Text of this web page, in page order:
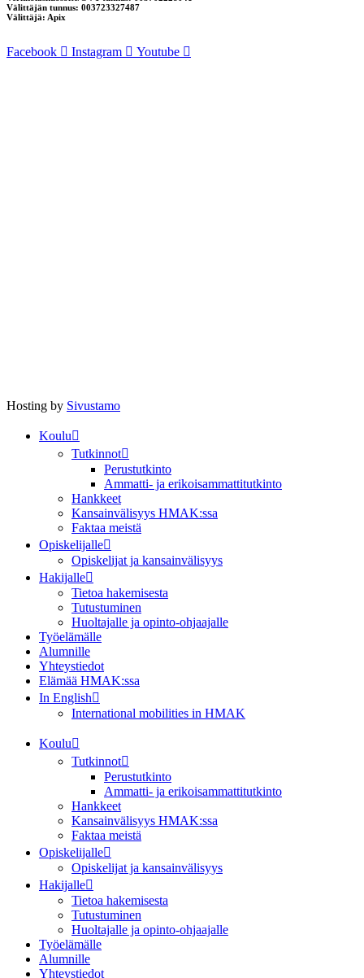
Välittäjän tunnus: 003723327487
Välittäjä: Apix
Facebook Instagram Youtube
Hosting by Sivustamo
Koulu
Tutkinnot
Perustutkinto
Ammatti- ja erikoisammattitutkinto
Hankkeet
Kansainvälisyys HMAK:ssa
Faktaa meistä
Opiskelijalle
Opiskelijat ja kansainvälisyys
Hakijalle
Tietoa hakemisesta
Tutustuminen
Huoltajalle ja opinto-ohjaajalle
Työelämälle
Alumnille
Yhteystiedot
Elämää HMAK:ssa
In English
International mobilities in HMAK
Koulu
Tutkinnot
Perustutkinto
Ammatti- ja erikoisammattitutkinto
Hankkeet
Kansainvälisyys HMAK:ssa
Faktaa meistä
Opiskelijalle
Opiskelijat ja kansainvälisyys
Hakijalle
Tietoa hakemisesta
Tutustuminen
Huoltajalle ja opinto-ohjaajalle
Työelämälle
Alumnille
Yhteystiedot